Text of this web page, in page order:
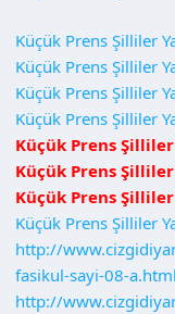
Küçük Prens Şilliler
Küçük Prens Şilliler
Küçük Prens Şilliler
Küçük Prens Şilliler
Küçük Prens Şilliler
Küçük Prens Şilliler
Küçük Prens Şilliler
Küçük Prens Şilliler
http://
fasikul-sayi-08-a.html
http://